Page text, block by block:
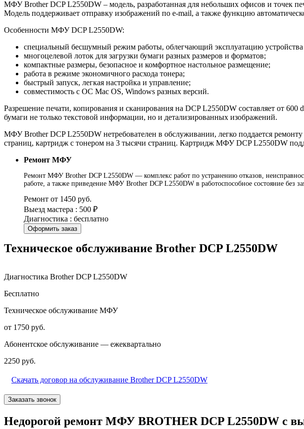
МФУ Brother DCP L2550DW – модель, разработанная для небольших офисов и точек
Модель поддерживает отправку изображений по e-mail, а также функцию
Особенности МФУ DCP L2550DW:
специальный бесшумный режим работы, облегчающий эксплуатацию устройства
многоцелевой лоток для загрузки бумаги разных размеров и форматов;
компактные размеры, безопасное и комфортное настольное размещение;
работа в режиме экономичного расхода тонера;
быстрый запуск, легкая настройка и управление;
совместимость с ОС Mac OS, Windows разных версий.
Разрешение печати, копирования и сканирования на DCP L2550DW составляет от
бумаги не только текстовой информации, но и детализированных изображений.
МФУ Brother DCP L2550DW нетребователен в обслуживании, легко поддается
страниц, картридж с тонером на 3 тысячи страниц. Картридж МФУ DCP L2550DW
Ремонт МФУ
Ремонт МФУ Brother DCP L2550DW — комплекс работ по устранению отказов,
работе, а также приведение МФУ Brother DCP L2550DW в работоспособное состояние без
Ремонт от 1450 руб.
Выезд мастера : 500 ₽
Диагностика : бесплатно
Оформить заказ
Техническое обслуживание Brother DCP L2550DW
Диагностика Brother DCP L2550DW
Бесплатно
Техническое обслуживание МФУ
от 1750 руб.
Абонентское обслуживание — ежеквартально
2250 руб.
Скачать договор на обслуживание Brother DCP L2550DW
Заказать звонок
Недорогой ремонт МФУ BROTHER DCP L2550DW с